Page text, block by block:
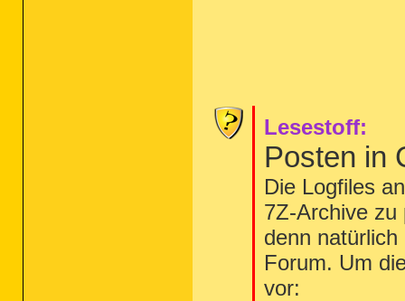
Lesestoff:
Posten in
Die Logfiles
7Z-Archive zu
denn
Forum. Um
vor: